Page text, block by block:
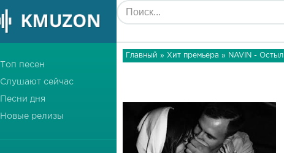
Главный » Хит премьера » NAVIN - Остыл
Топ песен
Слушают сейчас
Песни дня
Новые релизы